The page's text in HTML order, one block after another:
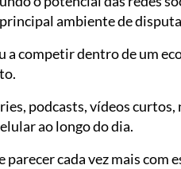
ambiente de
a competir dentro de um
podcasts, vídeos
ao longo do dia.
parecer cada vez mais